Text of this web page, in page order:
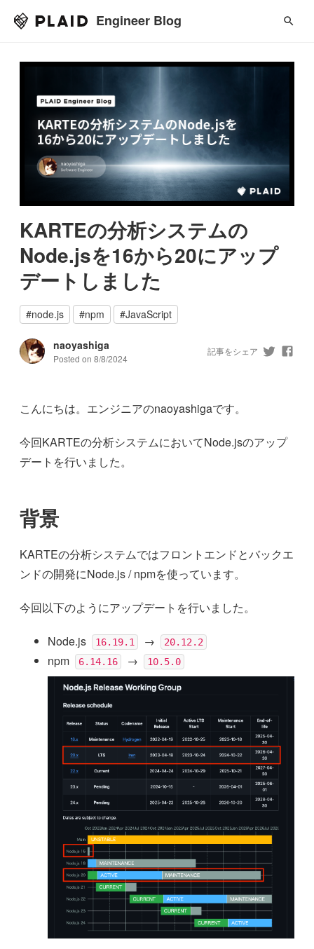
Engineer Blog
KARTEの分析システムの
Node.jsを16から20にアップ
デートしました
#node.js #npm #JavaScript
naoyashiga
Posted on 8/8/2024
記事をシェア
こんにちは。エンジニアのnaoyashigaです。
今回KARTEの分析システムにおいてNode.jsのアップ
デートを行いました。
背景
KARTEの分析システムではフロントエンドとバックエ
ンドの開発にNode.js / npmを使っています。
今回以下のようにアップデートを行いました。
Node.js 16.19.1 → 20.12.2
npm 6.14.16 → 10.5.0